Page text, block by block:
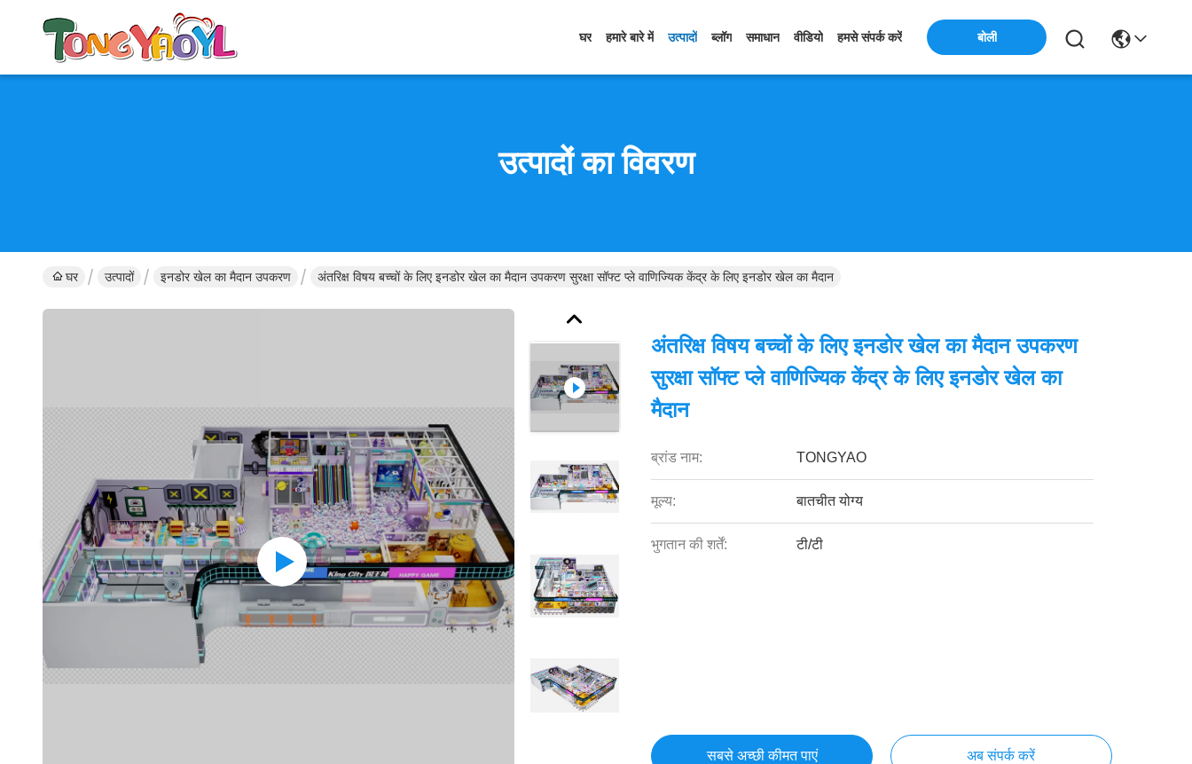
घर हमारे बारे में उत्पादों ब्लॉग समाधान वीडियो हमसे संपर्क करें बोली
उत्पादों का विवरण
घर उत्पादों इनडोर खेल का मैदान उपकरण अंतरिक्ष विषय बच्चों के लिए इनडोर खेल का मैदान उपकरण सुरक्षा सॉफ्ट प्ले वाणिज्यिक केंद्र के लिए इनडोर खेल का मैदान
अंतरिक्ष विषय बच्चों के लिए इनडोर खेल का मैदान उपकरण
सुरक्षा सॉफ्ट प्ले वाणिज्यिक केंद्र के लिए इनडोर खेल का
मैदान
ब्रांड नाम: TONGYAO
मूल्य: बातचीत योग्य
भुगतान की शर्तें: टी/टी
सबसे अच्छी कीमत पाएं अब संपर्क करें